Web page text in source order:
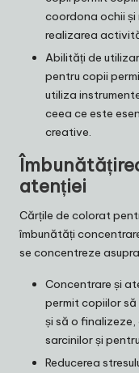
coordona ochii și
realizarea
Abilități de
pentru copii
utiliza
ceea ce este
creative.
atenției
Cărțile de colorat
îmbunătăți
se concentreze
Concentrare și
permit copiilor
și să o
sarcinilor și
Reducerea